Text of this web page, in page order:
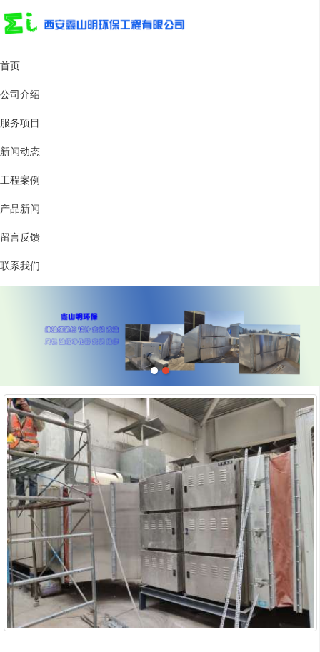
首页
公司介绍
服务项目
新闻动态
工程案例
产品新闻
留言反馈
联系我们